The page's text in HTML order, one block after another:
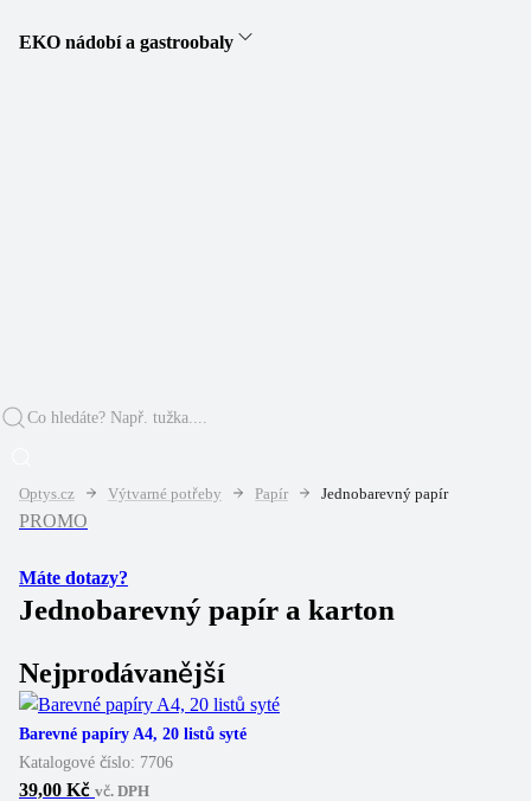
EKO nádobí a gastroobaly
Optys.cz Výtvarné potřeby Papír Jednobarevný papír
PROMO
Máte dotazy?
Jednobarevný papír a karton
Nejprodávanější
Barevné papíry A4, 20 listů syté
Katalogové číslo: 7706
39,00 Kč vč. DPH